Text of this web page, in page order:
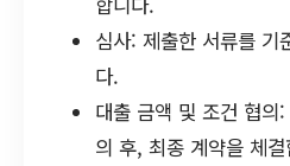
심사: 제출한 서류를 기
다.
대출 금액 및 조건 협의
의 후, 최종 계약을 체